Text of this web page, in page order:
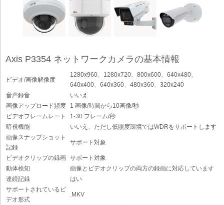
Axis P3354 ネットワークカメラの基本情報
ビデオ/画像解像度
1280x960、1280x720、800x600、640x480、
640x400、640x360、480x360、320x240
音声録音
いいえ
画像アップロード頻度
1 画像/時間から10画像/秒
ビデオフレームレート
1-30 フレーム/秒
暗視機能
いいえ、ただし低照度環境ではWDRをサポートします
画像スナップショット
記録
サポート対象
ビデオクリップの録画
サポート対象
動体検知
画像とビデオクリップの両方の録画に対応しています
連続記録
はい
サポートされているビ
デオ形式
.MKV